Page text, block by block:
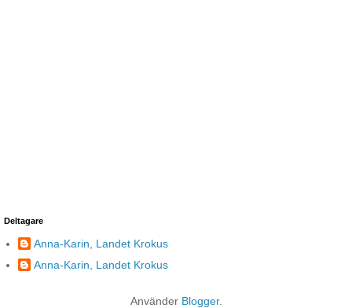
Deltagare
Anna-Karin, Landet Krokus
Anna-Karin, Landet Krokus
Använder Blogger.